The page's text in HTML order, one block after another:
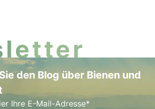
den Blog über Bienen und
Ihre E-Mail-Adresse*